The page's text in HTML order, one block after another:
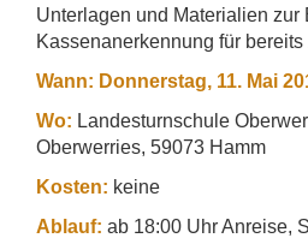
Unterlagen und Materialien zur
Kassenanerkennung für
Wann: Donnerstag, 11. Mai
Wo: Landesturnschule
Oberwerries, 59073 Hamm
Kosten: keine
Ablauf: ab 18:00 Uhr Anreise,